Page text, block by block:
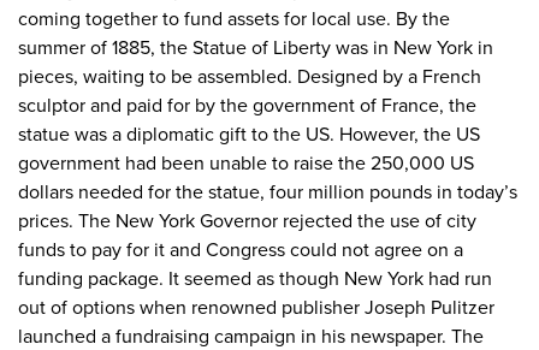
coming together to fund assets for local use. By the
summer of 1885, the Statue of Liberty was in New York in
pieces, waiting to be assembled. Designed by a French
sculptor and paid for by the government of France, the
statue was a diplomatic gift to the US. However, the US
government had been unable to raise the 250,000 US
dollars needed for the statue, four million pounds in today’s
prices. The New York Governor rejected the use of city
funds to pay for it and Congress could not agree on a
funding package. It seemed as though New York had run
out of options when renowned publisher Joseph Pulitzer
launched a fundraising campaign in his newspaper. The